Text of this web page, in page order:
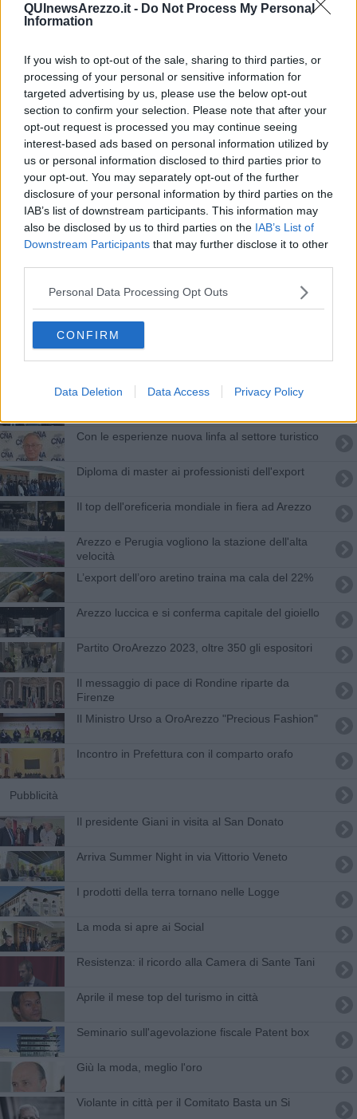
QUInewsArezzo.it - Do Not Process My Personal
Information
If you wish to opt-out of the sale, sharing to third parties, or
processing of your personal or sensitive information for
targeted advertising by us, please use the below opt-out
section to confirm your selection. Please note that after your
opt-out request is processed you may continue seeing
interest-based ads based on personal information utilized by
us or personal information disclosed to third parties prior to
your opt-out. You may separately opt-out of the further
disclosure of your personal information by third parties on the
IAB’s list of downstream participants. This information may
also be disclosed by us to third parties on the IAB’s List of
Downstream Participants that may further disclose it to other
Personal Data Processing Opt Outs
CONFIRM
Data Deletion Data Access Privacy Policy
Imprenditoria Femminile, nominata Dalla Ragione
Consorzio bonifica, 14 progetti per 4 milioni
​Sereni: “Ecco come rilanciare l'economia"
Mercato del lavoro messo "in ginocchio" dal Covid
Nuove imprese, la peggior crisi in vent'anni
Arezzo sul tetto d'Italia per creatività e cultura
Export aretino, in Toscana tra i migliori
L'appello, "meno pressione fiscale sugli
Camera di Commercio e Scuola per i giovani
Con le esperienze nuova linfa al settore turistico
Diploma di master ai professionisti dell'export
Il top dell'oreficeria mondiale in fiera ad Arezzo
Arezzo e Perugia vogliono la stazione dell'alta
velocità
L’export dell’oro aretino traina ma cala del 22%
Arezzo luccica e si conferma capitale del gioiello
Partito OroArezzo 2023, oltre 350 gli espositori
Il messaggio di pace di Rondine riparte da
Firenze
Il Ministro Urso a OroArezzo "Precious Fashion"
Incontro in Prefettura con il comparto orafo
Pubblicità
​Il presidente Giani in visita al San Donato
Arriva Summer Night in via Vittorio Veneto
I prodotti della terra tornano nelle Logge
La moda si apre ai Social
Resistenza: il ricordo alla Camera di Sante Tani
Aprile il mese top del turismo in città
Seminario sull'agevolazione fiscale Patent box
Giù la moda, meglio l'oro
Violante in città per il Comitato Basta un Si